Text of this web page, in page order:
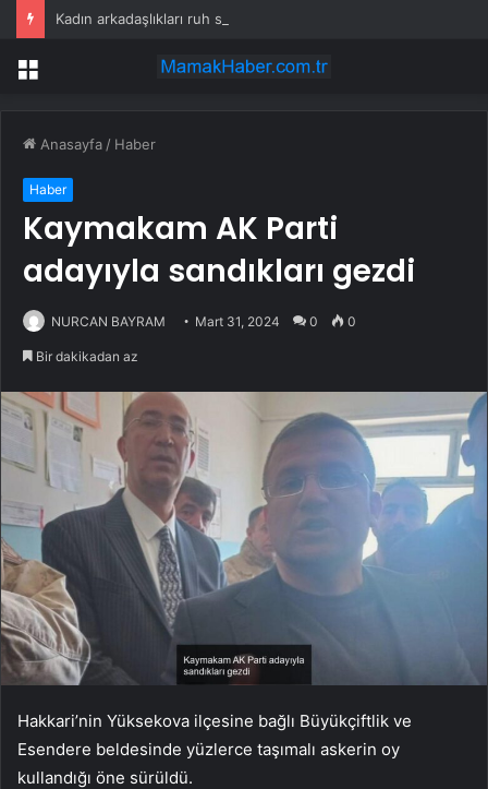
Kadın arkadaşlıkları ruh sağlığını güçlendiriyor
Menü
Anasayfa / Haber
Haber
Kaymakam AK Parti
adayıyla sandıkları gezdi
NURCAN BAYRAM Mart 31, 2024 0 0
Bir dakikadan az
Hakkari’nin Yüksekova ilçesine bağlı Büyükçiftlik ve
Esendere beldesinde yüzlerce taşımalı askerin oy
kullandığı öne sürüldü.